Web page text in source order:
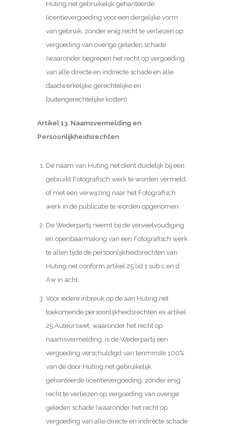
Huting.net gebruikelijk gehanteerde
licentievergoeding voor een dergelijke vorm
van gebruik, zonder enig recht te verliezen op
vergoeding van overige geleden schade
(waaronder begrepen het recht op vergoeding
van alle directe en indirecte schade en alle
daadwerkelijke gerechtelijke en
buitengerechtelijke kosten).
Artikel 13. Naamsvermelding en
Persoonlijkheidsrechten
De naam van Huting.net dient duidelijk bij een
gebruikt Fotografisch werk te worden vermeld,
of met een verwijzing naar het Fotografisch
werk in de publicatie te worden opgenomen.
De Wederpartij neemt bij de verveelvoudiging
en openbaarmaking van een Fotografisch werk
te allen tijde de persoonlijkheidsrechten van
Huting.net conform artikel 25 lid 1 sub c en d
Aw in acht.
Voor iedere inbreuk op de aan Huting.net
toekomende persoonlijkheidsrechten ex artikel
25 Auteurswet, waaronder het recht op
naamsvermelding, is de Wederpartij een
vergoeding verschuldigd van tenminste 100%
van de door Huting.net gebruikelijk
gehanteerde licentievergoeding, zonder enig
recht te verliezen op vergoeding van overige
geleden schade (waaronder het recht op
vergoeding van alle directe en indirecte schade